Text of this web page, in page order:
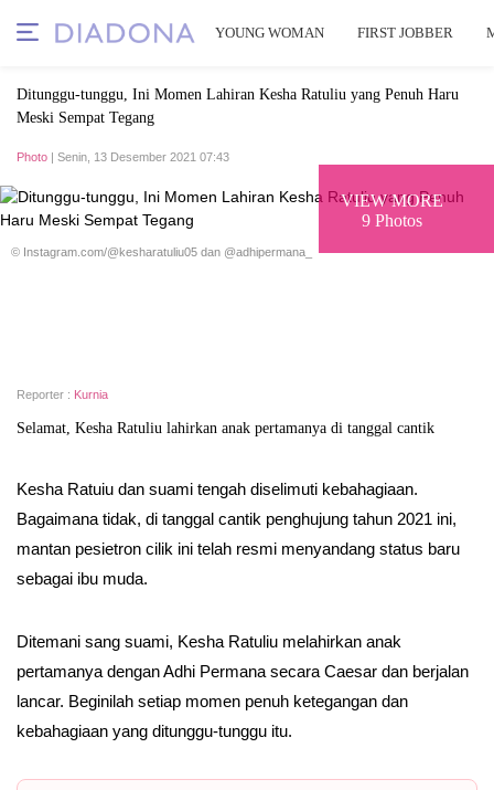
YOUNG WOMAN FIRST JOBBER
Ditunggu-tunggu, Ini Momen Lahiran Kesha Ratuliu yang Penuh Haru
Meski Sempat Tegang
Photo | Senin, 13 Desember 2021 07:43
VIEW MORE
9 Photos
© Instagram.com/@kesharatuliu05 dan @adhipermana_
Reporter : Kurnia
Selamat, Kesha Ratuliu lahirkan anak pertamanya di tanggal cantik
Kesha Ratuiu dan suami tengah diselimuti kebahagiaan.
Bagaimana tidak, di tanggal cantik penghujung tahun 2021 ini,
mantan pesietron cilik ini telah resmi menyandang status baru
sebagai ibu muda.
Ditemani sang suami, Kesha Ratuliu melahirkan anak
pertamanya dengan Adhi Permana secara Caesar dan berjalan
lancar. Beginilah setiap momen penuh ketegangan dan
kebahagiaan yang ditunggu-tunggu itu.